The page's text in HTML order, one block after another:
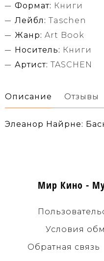
Формат: Книги
Лейбл: Taschen
Жанр: Art Book
Носитель: Книги
Артист: TASCHEN
Описание Отзывы
Элеанор Найрне:
Мир Кино -
Условия
Обратная связь